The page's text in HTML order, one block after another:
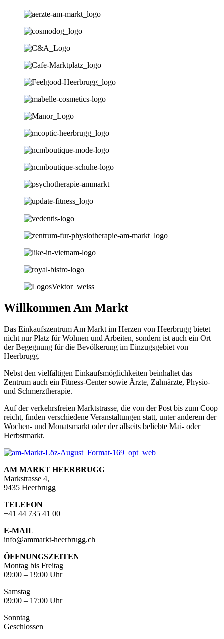
Willkommen Am Markt
Das Einkaufszentrum Am Markt im Herzen von Heerbrugg bietet
nicht nur Platz für Wohnen und Arbeiten, sondern ist auch ein Ort
der Begegnung für die Bevölkerung im Einzugsgebiet von
Heerbrugg.
Nebst den vielfältigen Einkaufsmöglichkeiten beinhaltet das
Zentrum auch ein Fitness-Center sowie Ärzte, Zahnärzte, Physio-
und Schmerztherapie.
Auf der verkehrsfreien Marktstrasse, die von der Post bis zum Coop
reicht, finden verschiedene Veranstaltungen statt, unter anderem der
Wochen- und Monatsmarkt oder der allseits beliebte Mai- oder
Herbstmarkt.
AM MARKT HEERBRUGG
Markstrasse 4,
9435 Heerbrugg
TELEFON
+41 44 735 41 00
E-MAIL
info@ammarkt-heerbrugg.ch
ÖFFNUNGSZEITEN
Montag bis Freitag
09:00 – 19:00 Uhr
Samstag
09:00 – 17:00 Uhr
Sonntag
Geschlossen